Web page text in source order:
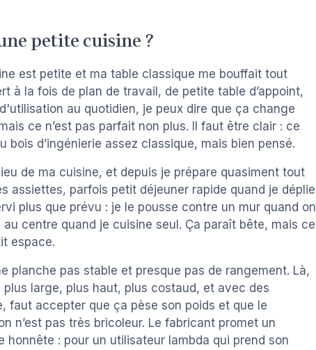
petite cuisine ?
est petite et ma table classique me bouffait tout
à la fois de plan de travail, de petite table d’appoint,
au quotidien, je peux dire que ça change
ce n’est pas parfait non plus. Il faut être clair : ce
bois d’ingénierie assez classique, mais bien pensé.
de ma cuisine, et depuis je prépare quasiment tout
assiettes, parfois petit déjeuner rapide quand je déplie
plus que prévu : je le pousse contre un mur quand on
centre quand je cuisine seul. Ça paraît bête, mais ce
espace.
planche pas stable et presque pas de rangement. Là,
plus large, plus haut, plus costaud, et avec des
faut accepter que ça pèse son poids et que le
n’est pas très bricoleur. Le fabricant promet un
: pour un utilisateur lambda qui prend son